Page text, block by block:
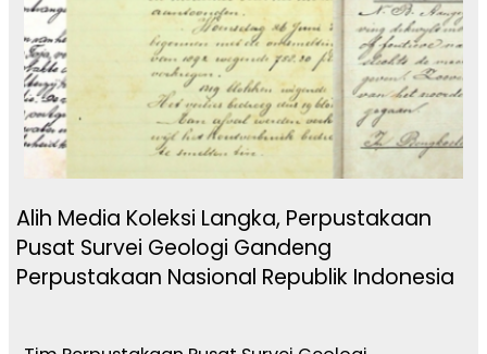
Alih Media Koleksi Langka, Perpustakaan
Pusat Survei Geologi Gandeng
Perpustakaan Nasional Republik Indonesia